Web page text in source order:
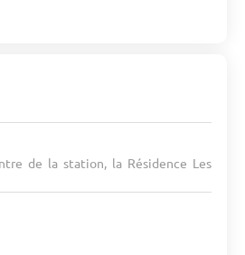
de la station, la Résidence Les